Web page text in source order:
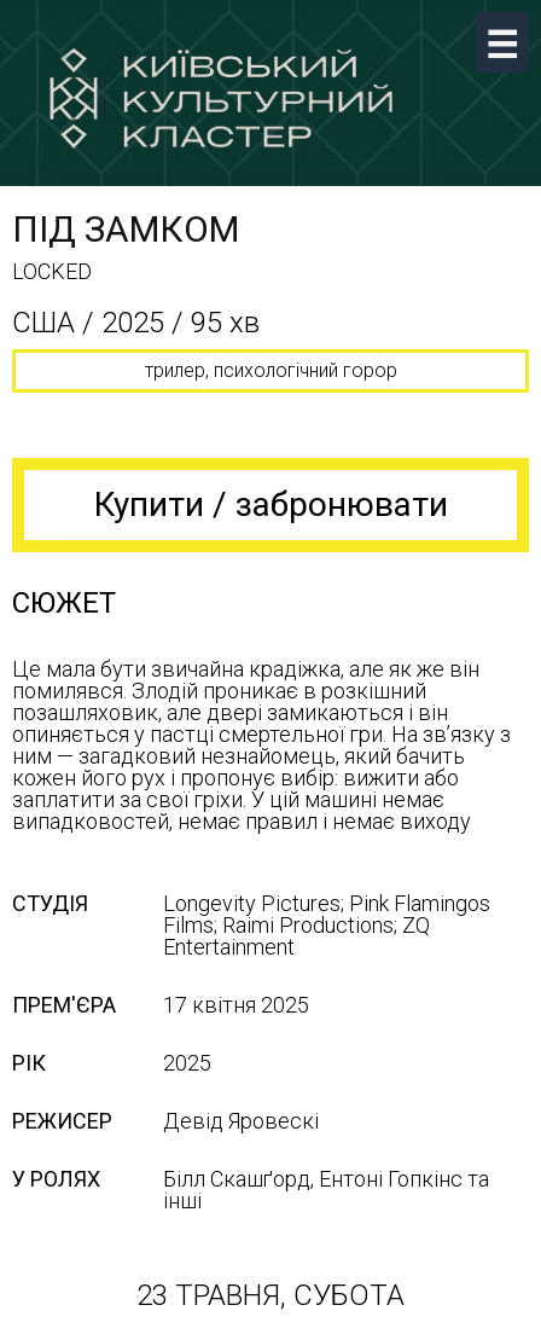
ПІД ЗАМКОМ
LOCKED
США / 2025 / 95 хв
трилер, психологічний горор
Купити / забронювати
СЮЖЕТ
Це мала бути звичайна крадіжка, але як же він
помилявся. Злодій проникає в розкішний
позашляховик, але двері замикаються і він
опиняється у пастці смертельної гри. На зв’язку з
ним — загадковий незнайомець, який бачить
кожен його рух і пропонує вибір: вижити або
заплатити за свої гріхи. У цій машині немає
випадковостей, немає правил і немає виходу
СТУДІЯ
Longevity Pictures; Pink Flamingos
Films; Raimi Productions; ZQ
Entertainment
ПРЕМ'ЄРА 17 квітня 2025
РІК 2025
РЕЖИСЕР Девід Яровескі
У РОЛЯХ
Білл Скашґорд, Ентоні Гопкінс та
інші
23 ТРАВНЯ, СУБОТА